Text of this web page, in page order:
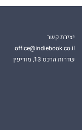
יצירת קשר
office@indiebook.co.il
שדרות הרכס 13, מודיעין